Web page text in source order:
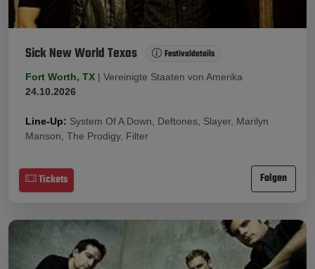
Sick New World Texas Festivaldetails
Fort Worth, TX | Vereinigte Staaten von Amerika
24.10.2026
Line-Up: System Of A Down, Deftones, Slayer, Marilyn
Manson, The Prodigy, Filter
Tickets Folgen